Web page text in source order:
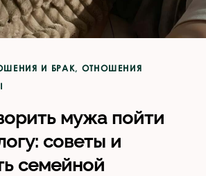
И БРАК, ОТНОШЕНИЯ
мужа пойти
советы и
семейной